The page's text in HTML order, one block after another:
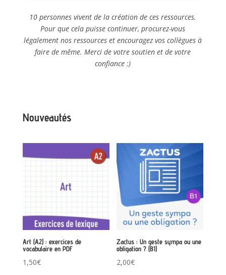
10 personnes vivent de la création de ces ressources.
Pour que cela puisse continuer, procurez-vous
légalement nos ressources et encouragez vos collègues à
faire de même. Merci de votre soutien et de votre
confiance :)
Nouveautés
Art (A2) : exercices de
vocabulaire en PDF
1,50€
Zactus : Un geste sympa ou une
obligation ? (B1)
2,00€